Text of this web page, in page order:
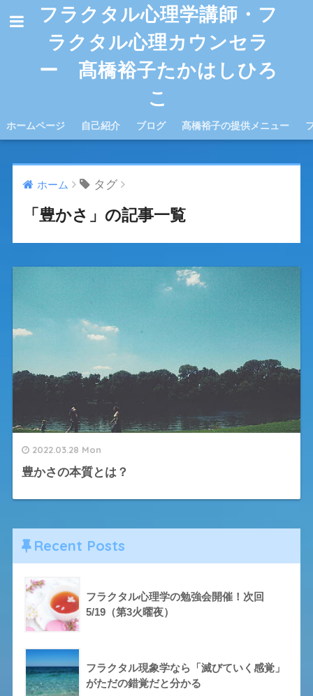
フラクタル心理学講師・フ
ラクタル心理カウンセラ
ー 髙橋裕子たかはしひろ
こ
ホームページ 自己紹介 ブログ 髙橋裕子の提供メニュー
ホーム タグ
「豊かさ」の記事一覧
2022.03.28 Mon
豊かさの本質とは？
Recent Posts
フラクタル心理学の勉強会開催！次回
5/19（第3火曜夜）
フラクタル現象学なら「滅びていく感覚」
がただの錯覚だと分かる